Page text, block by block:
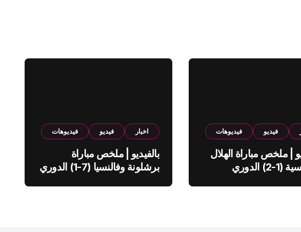
فيديو فيديوهات
| ملخص مباراة الهلال
والقادسية (1-2) الدوري
اخبار فيديو فيديوهات
بالفيديو | ملخص مباراة
برشلونة وفالنسيا (7-1) الدوري